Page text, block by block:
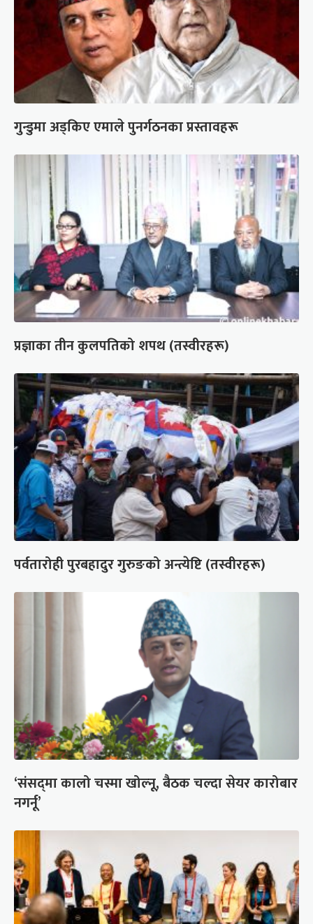
गुन्डुमा अड्किए एमाले पुनर्गठनका प्रस्तावहरू
प्रज्ञाका तीन कुलपतिको शपथ (तस्वीरहरू)
पर्वतारोही पुरबहादुर गुरुङको अन्त्येष्टि (तस्वीरहरू)
‘संसद्‍मा कालो चस्मा खोल्नू, बैठक चल्दा सेयर कारोबार
नगर्नू’